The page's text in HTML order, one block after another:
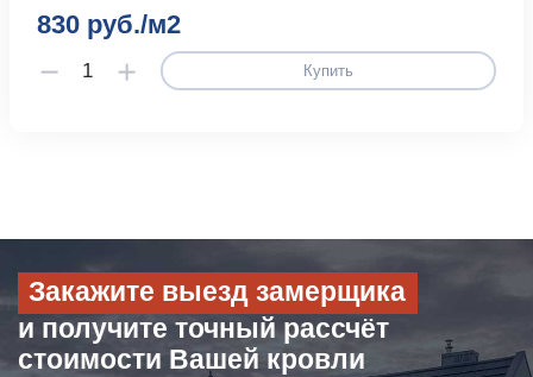
830 руб./м2
Купить
Закажите выезд замерщика
и получите точный рассчёт
стоимости Вашей кровли